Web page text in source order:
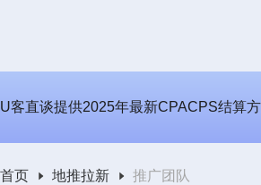
U客直谈提供2025年最新CPACPS结算
首页 地推拉新 推广团队